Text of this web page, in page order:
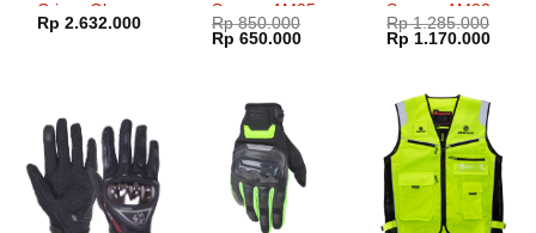
Crispy Gloss
Hi Vis Yellow
Rp 2.632.000
Scoyco AM05
Rp850.000
Harga
aslinya
Rp 650.000Harga
Scoyco AM03
Rp1.285.000
Harga
aslinya
Rp 1.170.000Harga
Rp